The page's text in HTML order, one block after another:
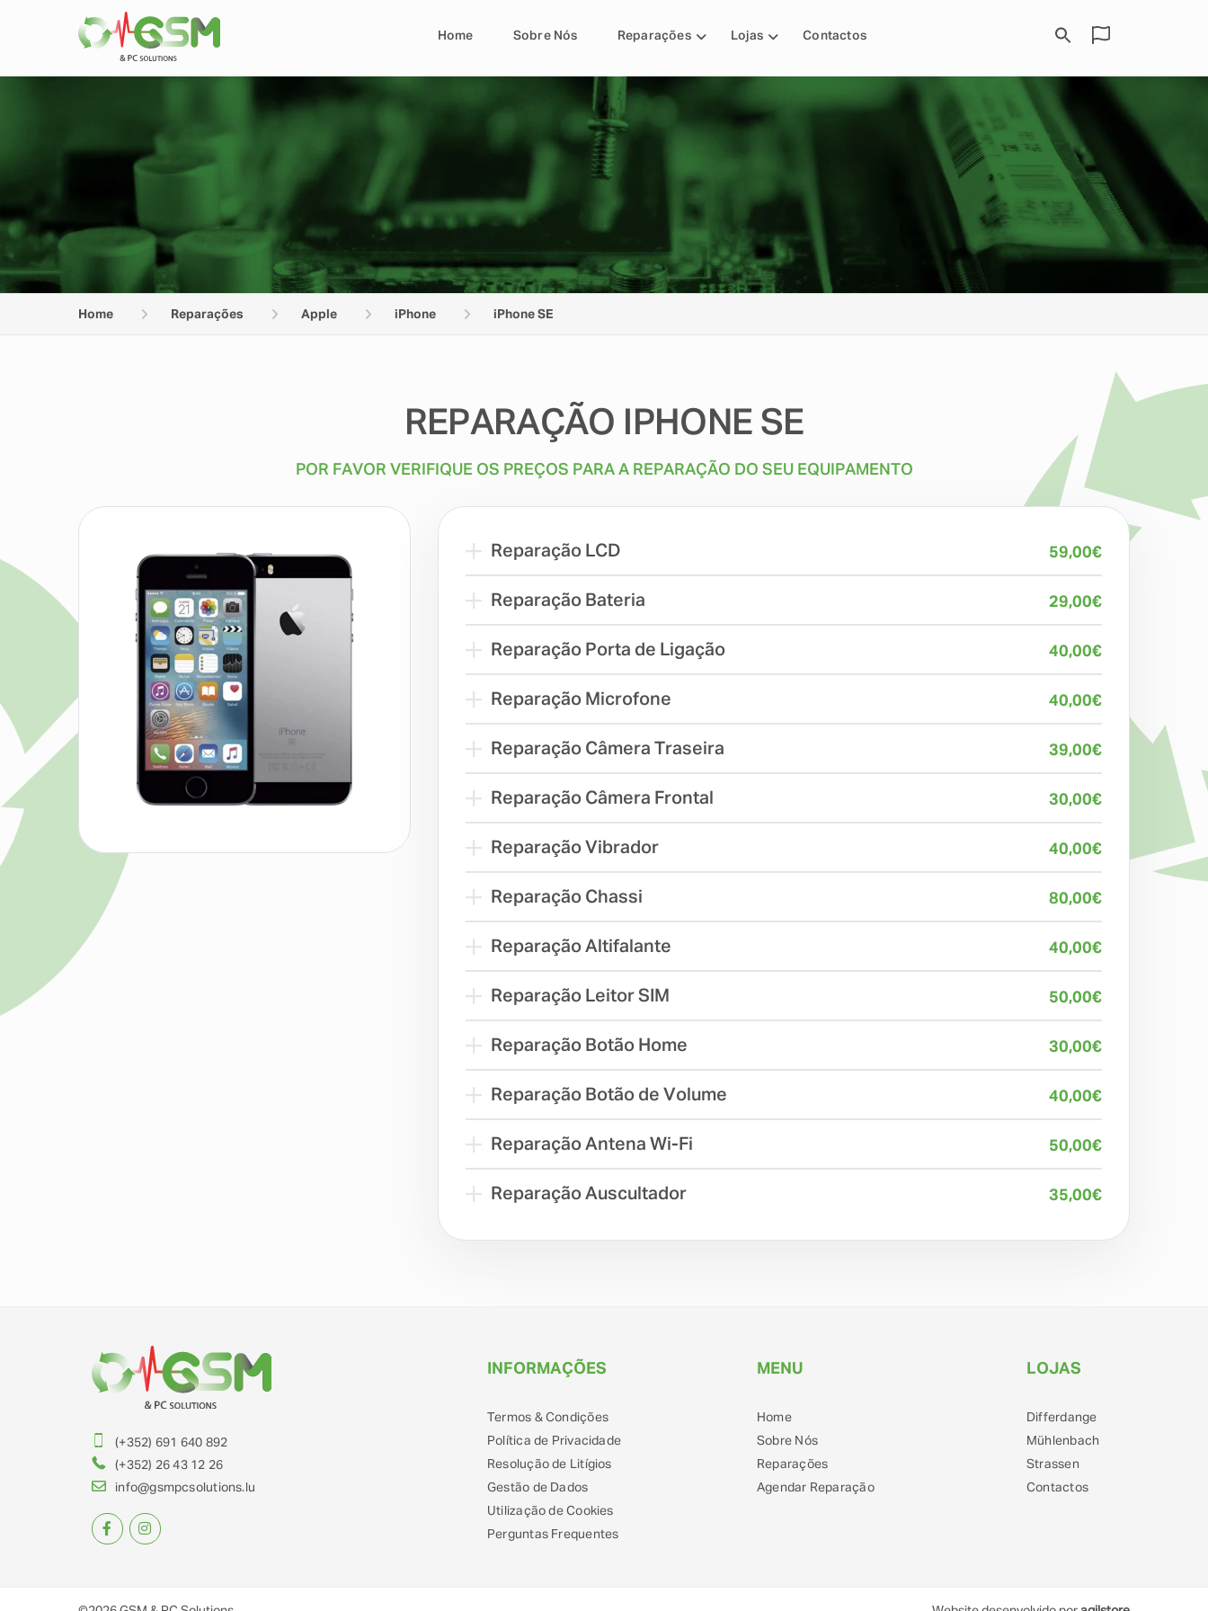
Home Sobre Nós Reparações Lojas Contactos
Home Reparações Apple iPhone iPhone SE
REPARAÇÃO IPHONE SE
POR FAVOR VERIFIQUE OS PREÇOS PARA A REPARAÇÃO DO SEU EQUIPAMENTO
Reparação LCD 59,00€
Reparação Bateria 29,00€
Reparação Porta de Ligação 40,00€
Reparação Microfone 40,00€
Reparação Câmera Traseira 39,00€
Reparação Câmera Frontal 30,00€
Reparação Vibrador 40,00€
Reparação Chassi 80,00€
Reparação Altifalante 40,00€
Reparação Leitor SIM 50,00€
Reparação Botão Home 30,00€
Reparação Botão de Volume 40,00€
Reparação Antena Wi-Fi 50,00€
Reparação Auscultador 35,00€
(+352) 691 640 892
(+352) 26 43 12 26
info@gsmpcsolutions.lu
INFORMAÇÕES
Termos & Condições
Política de Privacidade
Resolução de Litígios
Gestão de Dados
Utilização de Cookies
Perguntas Frequentes
MENU
Home
Sobre Nós
Reparações
Agendar Reparação
LOJAS
Differdange
Mühlenbach
Strassen
Contactos